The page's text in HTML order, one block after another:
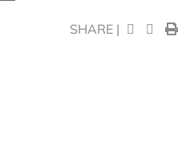
SHARE |